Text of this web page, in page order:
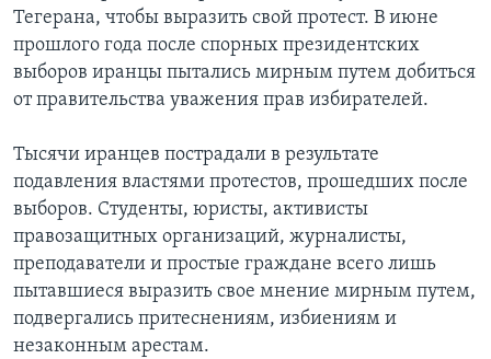
Тегерана, чтобы выразить свой протест. В июне
прошлого года после спорных президентских
выборов иранцы пытались мирным путем добиться
от правительства уважения прав избирателей.
Тысячи иранцев пострадали в результате
подавления властями протестов, прошедших после
выборов. Студенты, юристы, активисты
правозащитных организаций, журналисты,
преподаватели и простые граждане всего лишь
пытавшиеся выразить свое мнение мирным путем,
подвергались притеснениям, избиениям и
незаконным арестам.